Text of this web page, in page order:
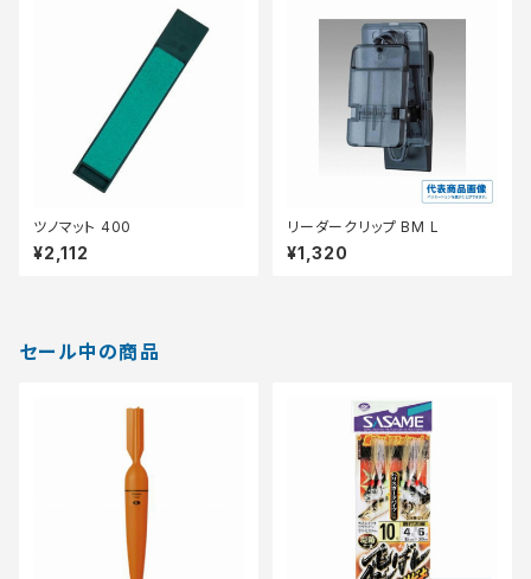
ツノマット 400
¥2,112
リーダークリップ BM L
¥1,320
セール中の商品